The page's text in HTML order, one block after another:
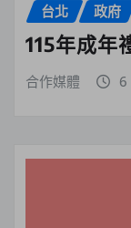
台北 政府
115年成年
合作媒體 6